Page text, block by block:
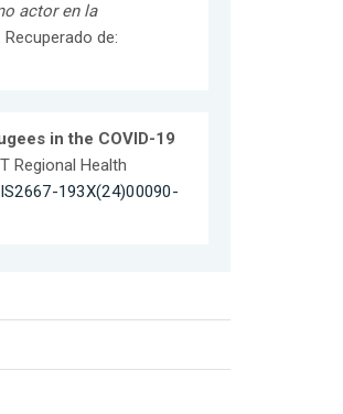
actor en la
de:
in the COVID-19
Regional Health
193X(24)00090-